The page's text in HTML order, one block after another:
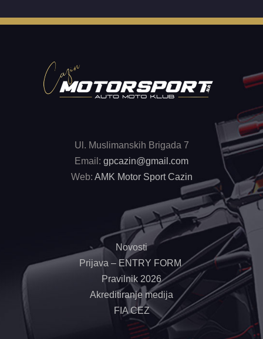
Ul. Muslimanskih Brigada 7
Email: gpcazin@gmail.com
Web: AMK Motor Sport Cazin
Novosti
Prijava – ENTRY FORM
Pravilnik 2026
Akreditiranje medija
FIA CEZ